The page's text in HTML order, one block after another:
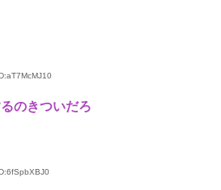
のきついだろ